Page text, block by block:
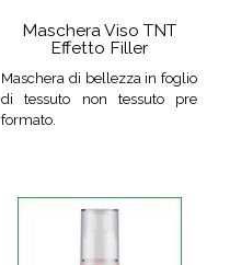
Maschera Viso TNT
Effetto Filler
Maschera di bellezza in foglio
di tessuto non tessuto pre
formato.